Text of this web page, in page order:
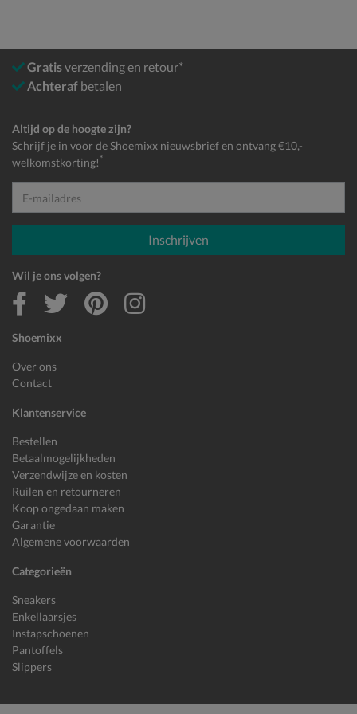
Gratisverzending en retour*
Achteraf betalen
Shoemixx
Over ons
Contact
Klantenservice
Bestellen
Betaalmogelijkheden
Verzendwijze en kosten
Ruilen en retourneren
Koop ongedaan maken
Garantie
Algemene voorwaarden
Categorieën
Sneakers
Enkellaarsjes
Instapschoenen
Pantoffels
Slippers
Altijd op de hoogte zijn?
Schrijf je in voor de Shoemixx nieuwsbrief en ontvang €10,-
welkomstkorting! *
E-mailadres
Inschrijven
Wil je ons volgen?